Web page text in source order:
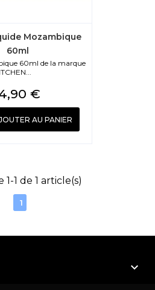
Mozambique
60ml
60ml de la marque
€
AU PANIER
1 de 1 article(s)
1
